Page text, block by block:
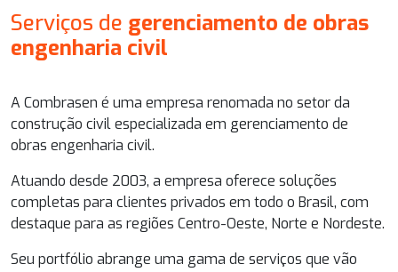
Serviços de gerenciamento de obras
engenharia civil
A Combrasen é uma empresa renomada no setor da
construção civil especializada em gerenciamento de
obras engenharia civil.
Atuando desde 2003, a empresa oferece soluções
completas para clientes privados em todo o Brasil, com
destaque para as regiões Centro-Oeste, Norte e Nordeste.
Seu portfólio abrange uma gama de serviços que vão